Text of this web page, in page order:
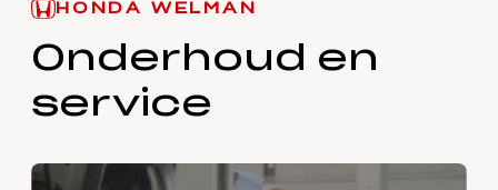
HONDA WELMAN
Onderhoud en
service